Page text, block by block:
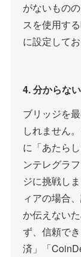
がないもの
スを使用す
に設定して
4. 分からな
ブリッジを
しれません
に「あたら
ンテレグラ
ジに挑戦し
ィアの場合
か伝えない
ず、信頼で
済」「